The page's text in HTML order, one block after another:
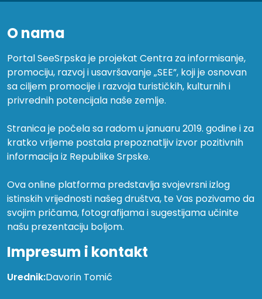
O nama
Portal SeeSrpska je projekat Centra za informisanje,
promociju, razvoj i usavršavanje „SEE”, koji je osnovan
sa ciljem promocije i razvoja turističkih, kulturnih i
privrednih potencijala naše zemlje.
Stranica je počela sa radom u januaru 2019. godine i za
kratko vrijeme postala prepoznatljiv izvor pozitivnih
informacija iz Republike Srpske.
Ova online platforma predstavlja svojevrsni izlog
istinskih vrijednosti našeg društva, te Vas pozivamo da
svojim pričama, fotografijama i sugestijama učinite
našu prezentaciju boljom.
Impresum i kontakt
Urednik:Davorin Tomić